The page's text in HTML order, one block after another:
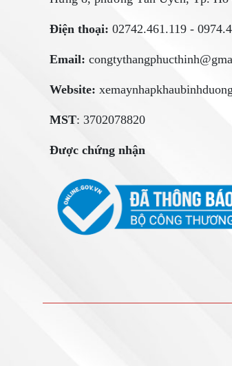
Điện thoại: 02742.461.119 -
Email:
Website:
MST: 3702078820
Được chứng nhận